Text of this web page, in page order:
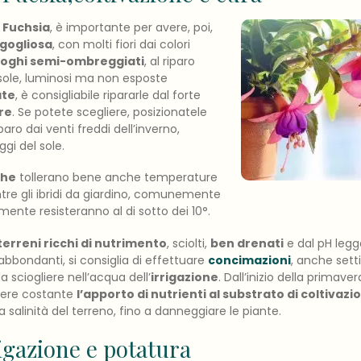
Fuchsia, è importante per avere, poi,
, con molti fiori dai colori
semi-ombreggiati, al riparo
luminosi ma non esposte
, è consigliabile ripararle dal forte
. Se potete scegliere, posizionatele
dai venti freddi dell’inverno,
del sole.
tollerano bene anche temperature
gli ibridi da giardino, comunemente
resisteranno al di sotto dei 10°.
ricchi di nutrimento, sciolti, ben drenati e dal pH
si consiglia di effettuare concimazioni, anche
sciogliere nell’acqua dell’irrigazione. Dall’inizio della
costante l’apporto di nutrienti al substrato di
salinità del terreno, fino a danneggiare le piante.
e potatura